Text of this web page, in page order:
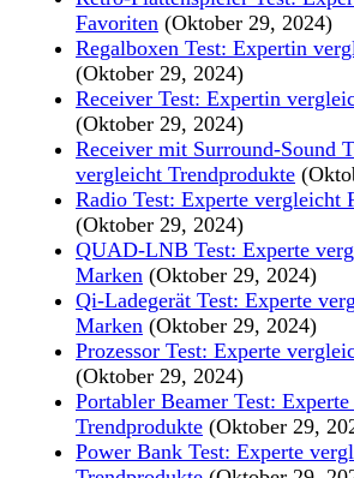
Favoriten (Oktober 29, 2024)
Regalboxen Test: Expertin
(Oktober 29, 2024)
Receiver Test: Expertin
(Oktober 29, 2024)
Receiver mit Surround-Sound
vergleicht Trendprodukte
Radio Test: Experte vergleicht
(Oktober 29, 2024)
QUAD-LNB Test: Experte
Marken (Oktober 29, 2024)
Qi-Ladegerät Test: Experte
Marken (Oktober 29, 2024)
Prozessor Test: Experte
(Oktober 29, 2024)
Portabler Beamer Test:
Trendprodukte (Oktober 29,
Power Bank Test: Experte